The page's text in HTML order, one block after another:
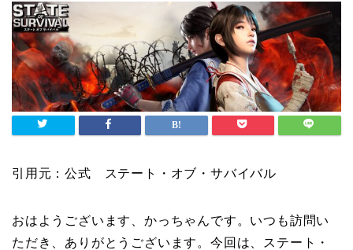
引用元：公式 ステート・オブ・サバイバル
おはようございます、かっちゃんです。いつも訪問い
ただき、ありがとうございます。今回は、ステート・